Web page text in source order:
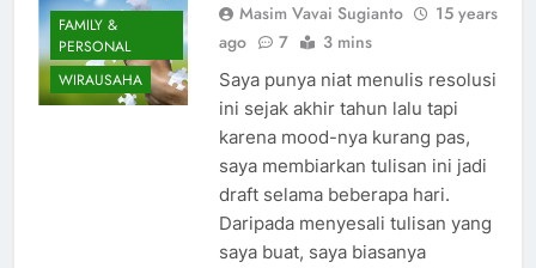
FAMILY &
PERSONAL
WIRAUSAHA
Masim Vavai Sugianto
15 years
ago
7 3 mins
Saya punya niat menulis resolusi
ini sejak akhir tahun lalu tapi
karena mood-nya kurang pas,
saya membiarkan tulisan ini jadi
draft selama beberapa hari.
Daripada menyesali tulisan yang
saya buat, saya biasanya